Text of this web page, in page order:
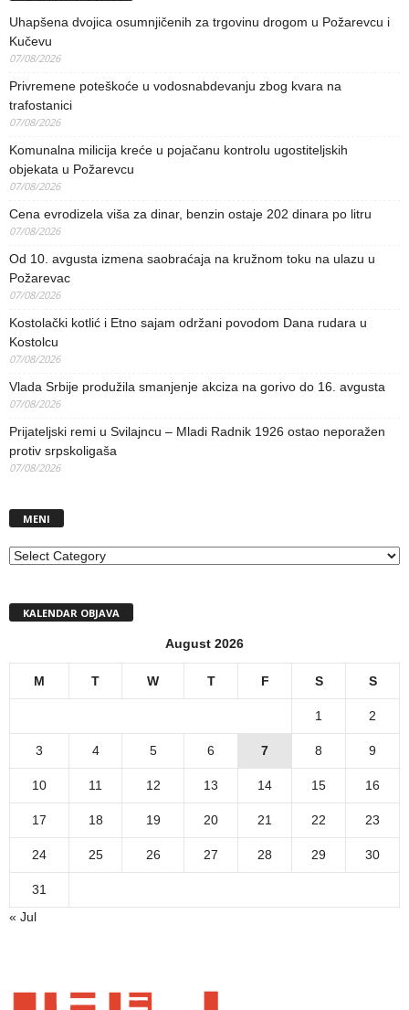
Uhapšena dvojica osumnjičenih za trgovinu drogom u Požarevcu i
Kučevu
07/08/2026
Privremene poteškoće u vodosnabdevanju zbog kvara na
trafostanici
07/08/2026
Komunalna milicija kreće u pojačanu kontrolu ugostiteljskih
objekata u Požarevcu
07/08/2026
Cena evrodizela viša za dinar, benzin ostaje 202 dinara po litru
07/08/2026
Od 10. avgusta izmena saobraćaja na kružnom toku na ulazu u
Požarevac
07/08/2026
Kostolački kotlić i Etno sajam održani povodom Dana rudara u
Kostolcu
07/08/2026
Vlada Srbije produžila smanjenje akciza na gorivo do 16. avgusta
07/08/2026
Prijateljski remi u Svilajncu – Mladi Radnik 1926 ostao neporažen
protiv srpskoligaša
07/08/2026
MENI
MENI
KALENDAR OBJAVA
August 2026
M T W T F S S
1 2
3 4 5 6 7 8 9
10 11 12 13 14 15 16
17 18 19 20 21 22 23
24 25 26 27 28 29 30
31
« Jul